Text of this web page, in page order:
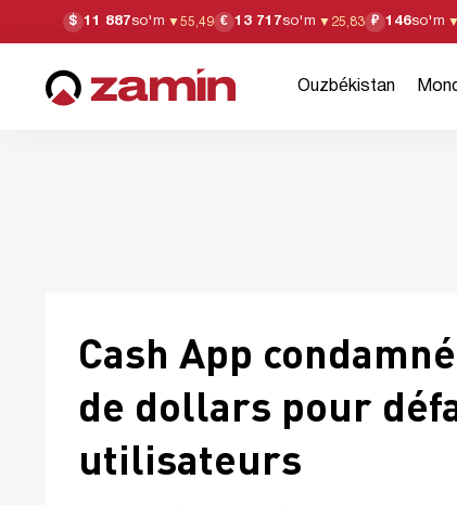
$ 11 887so'm ▼55,49 € 13 717so'm ▼ 25,83 ₽ 146so'm ▼
Ouzbékistan
Cash App
de dollars pour
utilisateurs